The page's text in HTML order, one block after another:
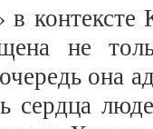
контексте
не
она
сердца